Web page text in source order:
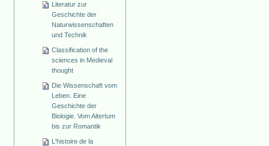
Literatur zur
Geschichte der
Naturwissenschaften
und Technik
Classification of the
sciences in Medieval
thought
Die Wissenschaft vom
Leben. Eine
Geschichte der
Biologie. Vom Altertum
bis zur Romantik
L'histoire de la